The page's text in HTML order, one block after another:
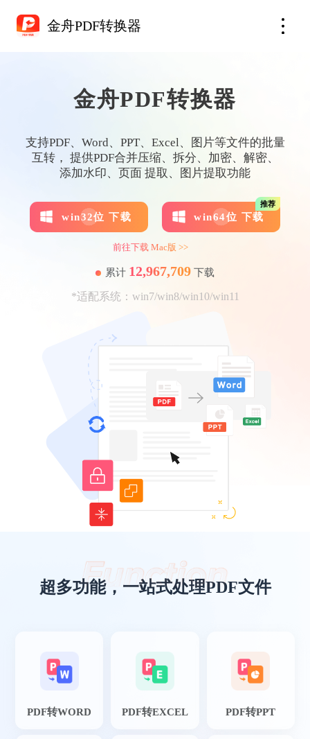
金舟PDF转换器
金舟PDF转换器
支持PDF、Word、PPT、Excel、图片等文件的批量
互转， 提供PDF合并压缩、拆分、加密、解密、
添加水印、页面 提取、图片提取功能
win32位 下载 win64位 下载
推荐
前往下载 Mac版 >>
累计 12,967,709 下载
*适配系统：win7/win8/win10/win11
超多功能，一站式处理PDF文件
PDF转WORD PDF转EXCEL PDF转PPT